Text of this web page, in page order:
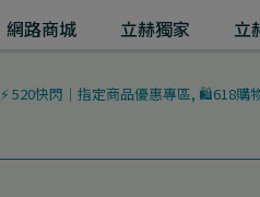
網路商城 立赫獨家 立
⚡ 520快閃｜指定商品優惠專區, 🛍️618購